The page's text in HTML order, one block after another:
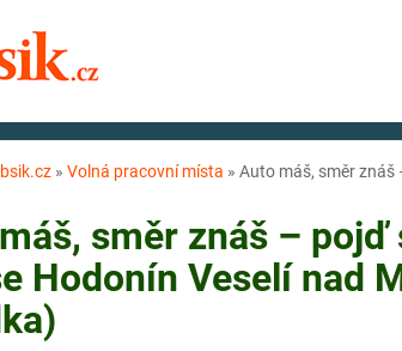
» Volná pracovní místa » Auto máš, směr znáš
směr znáš – pojď
Hodonín Veselí nad